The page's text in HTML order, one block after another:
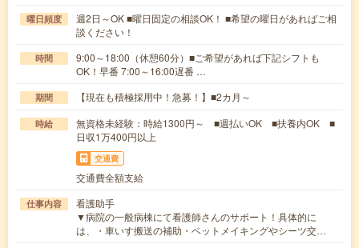
曜日頻度
週2日～OK ■曜日固定の相談OK！ ■希望の曜日があればご相
談ください！
時間
9:00～18:00（休憩60分）■ご希望があれば下記シフトも
OK！早番 7:00～16:00遅番 …
期間 【現在も積極採用中！急募！】■2カ月～
時給
無資格未経験：時給1300円～ ■週払いOK ■扶養内OK ■
日収1万400円以上
交通費
交通費全額支給
仕事内容
看護助手
▼病院の一般病棟にて看護師さんのサポート！具体的に
は、・車いす搬送の補助・ベットメイキングやシーツ交…